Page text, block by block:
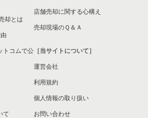
の居抜き売却物件の案件一覧
居抜き売却物件の案件一覧
き売却物件の案件一覧
き売却物件の案件一覧
の居抜き売却物件の案件一覧
却とは
トコムで公
て
店舗売却に関する心構え
売却現場のＱ＆Ａ
［当サイトについて］
運営会社
利用規約
個人情報の取り扱い
お問い合わせ